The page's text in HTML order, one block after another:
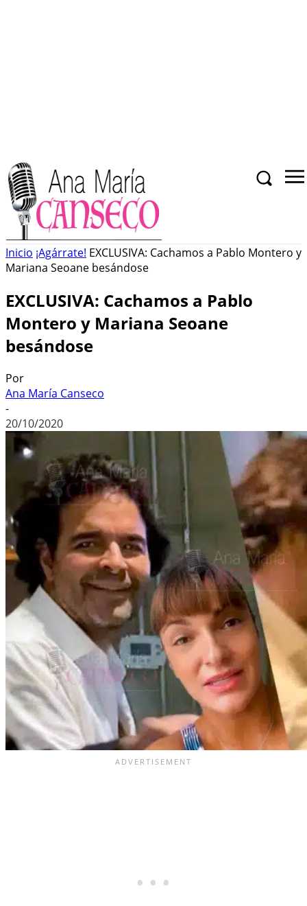
Inicio ¡Agárrate! EXCLUSIVA: Cachamos a Pablo Montero y
Mariana Seoane besándose
EXCLUSIVA: Cachamos a Pablo
Montero y Mariana Seoane
besándose
Por
Ana María Canseco
-
20/10/2020